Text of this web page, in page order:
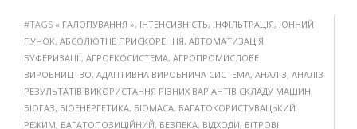
#TAGS « ГАЛОПУВАННЯ », ІНТЕНСИВНІСТЬ, ІНФІЛЬТРАЦІЯ, ІОННИЙ
ПУЧОК, АБСОЛЮТНЕ ПРИСКОРЕННЯ, АВТОМАТИЗАЦІЯ
БУФЕРИЗАЦІЇ, АГРОЕКОСИСТЕМА, АГРОПРОМИСЛОВЕ
ВИРОБНИЦТВО, АДАПТИВНА ВИРОБНИЧА СИСТЕМА, АНАЛІЗ, АНАЛІЗ
РЕЗУЛЬТАТІВ ВИКОРИСТАННЯ РІЗНИХ ВАРІАНТІВ СКЛАДУ МАШИН,
БІОГАЗ, БІОЕНЕРГЕТИКА, БІОМАСА, БАГАТОКОРИСТУВАЦЬКИЙ
РЕЖИМ, БАГАТОПОЗИЦІЙНИЙ, БЕЗПЕКА, ВІДХОДИ, ВІТРОВІ